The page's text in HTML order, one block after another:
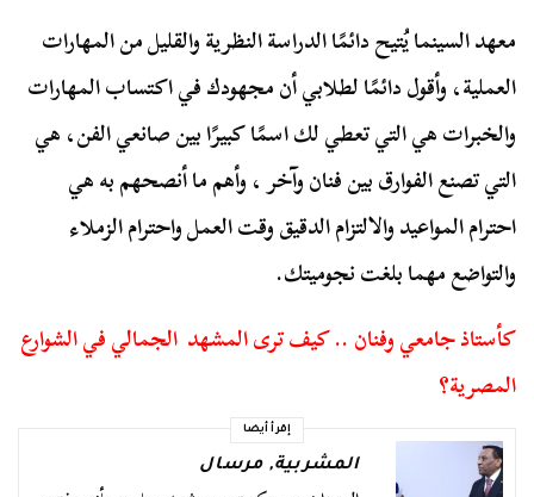
معهد السينما يُتيح دائمًا الدراسة النظرية والقليل من المهارات
العملية، وأقول دائمًا لطلابي أن مجهودك في اكتساب المهارات
والخبرات هي التي تعطي لك اسمًا كبيرًا بين صانعي الفن، هي
التي تصنع الفوارق بين فنان وآخر ، وأهم ما أنصحهم به هي
احترام المواعيد والالتزام الدقيق وقت العمل واحترام الزملاء
والتواضع مهما بلغت نجوميتك.
كأستاذ جامعي وفنان .. كيف ترى المشهد الجمالي في الشوارع
المصرية؟
إقرأ أيضا
المشربية,مرسال